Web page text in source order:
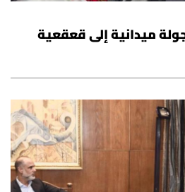
ميدانية إلى قعقعية